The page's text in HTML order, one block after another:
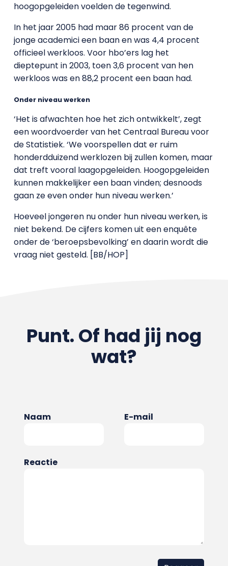
hoogopgeleiden voelden de tegenwind.
In het jaar 2005 had maar 86 procent van de
jonge academici een baan en was 4,4 procent
officieel werkloos. Voor hbo’ers lag het
dieptepunt in 2003, toen 3,6 procent van hen
werkloos was en 88,2 procent een baan had.
Onder niveau werken
‘Het is afwachten hoe het zich ontwikkelt’, zegt
een woordvoerder van het Centraal Bureau voor
de Statistiek. ‘We voorspellen dat er ruim
honderdduizend werklozen bij zullen komen, maar
dat treft vooral laagopgeleiden. Hoogopgeleiden
kunnen makkelijker een baan vinden; desnoods
gaan ze even onder hun niveau werken.’
Hoeveel jongeren nu onder hun niveau werken, is
niet bekend. De cijfers komen uit een enquête
onder de ‘beroepsbevolking’ en daarin wordt die
vraag niet gesteld. [BB/HOP]
Punt. Of had jij nog
wat?
Naam E-mail
Reactie